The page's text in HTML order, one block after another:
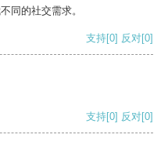
同的社交需求。
支持[0] 反对[0]
支持[0] 反对[0]